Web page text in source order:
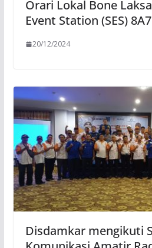
Orari Lokal Bone
Event Station (SES)
20/12/2024
Disdamkar mengikuti